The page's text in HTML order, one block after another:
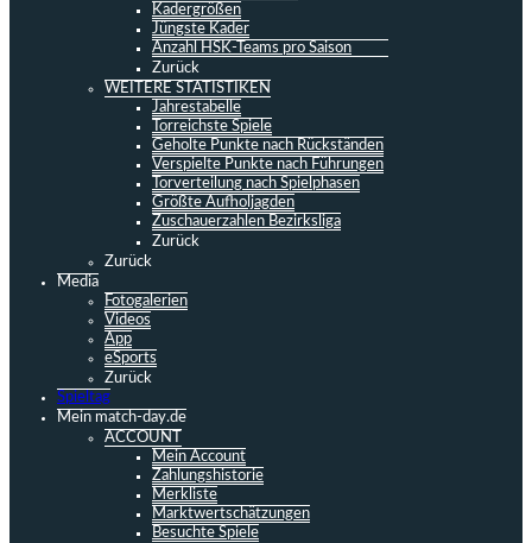
Kadergrößen
Jüngste Kader
Anzahl HSK-Teams pro Saison
Zurück
WEITERE STATISTIKEN
Jahrestabelle
Torreichste Spiele
Geholte Punkte nach Rückständen
Verspielte Punkte nach Führungen
Torverteilung nach Spielphasen
Größte Aufholjagden
Zuschauerzahlen Bezirksliga
Zurück
Zurück
Media
Fotogalerien
Videos
App
eSports
Zurück
Spieltag
Mein match-day.de
ACCOUNT
Mein Account
Zahlungshistorie
Merkliste
Marktwertschätzungen
Besuchte Spiele